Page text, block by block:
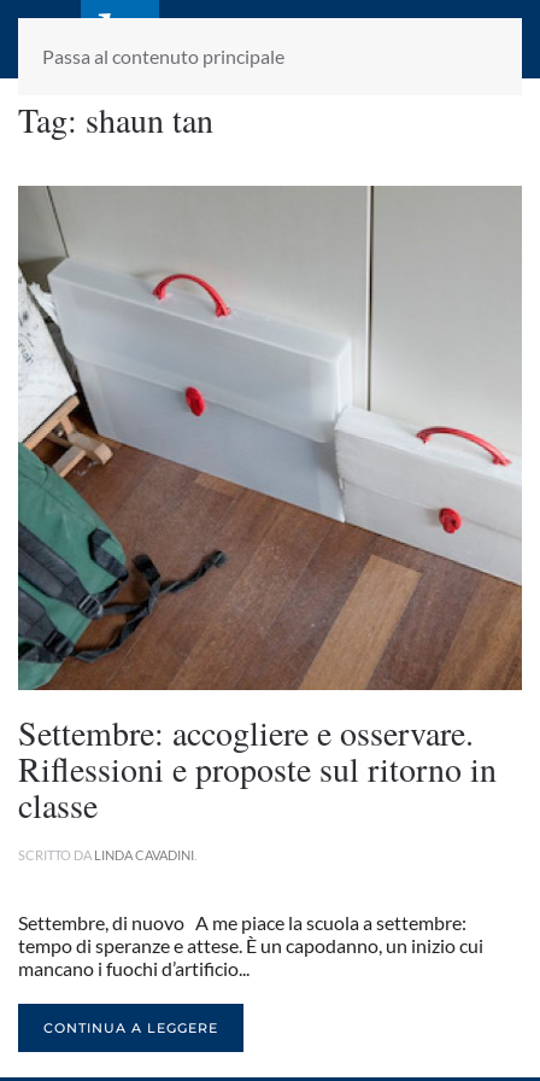
Passa al contenuto principale
laletteraturaenoi.it
fondato da Romano Luperini
Tag: shaun tan
Settembre: accogliere e osservare.
Riflessioni e proposte sul ritorno in
classe
SCRITTO DA LINDA CAVADINI
Settembre, di nuovo A me piace la scuola a settembre:
tempo di speranze e attese. È un capodanno, un inizio cui
mancano i fuochi d’artificio...
CONTINUA A LEGGERE